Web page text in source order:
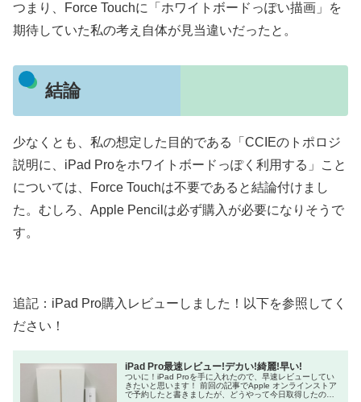
つまり、Force Touchに「ホワイトボードっぽい描画」を
期待していた私の考え自体が見当違いだったと。
結論
少なくとも、私の想定した目的である「CCIEのトポロジ
説明に、iPad Proをホワイトボードっぽく利用する」こと
については、Force Touchは不要であると結論付けまし
た。むしろ、Apple Pencilは必ず購入が必要になりそうで
す。
追記：iPad Pro購入レビューしました！以下を参照してく
ださい！
iPad Pro最速レビュー!デカい!綺麗!早い!
ついに！iPad Proを手に入れたので、早速レビューしてい
きたいと思います！ 前回の記事でApple オンラインストア
で予約したと書きましたが、どうやって今日取得したので